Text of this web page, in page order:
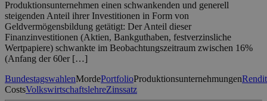
Produktionsunternehmen einen schwankenden und generell
steigenden Anteil ihrer Investitionen in Form von
Geldvermögensbildung getätigt: Der Anteil dieser
Finanzinvestitionen (Aktien, Bankguthaben, festverzinsliche
Wertpapiere) schwankte im Beobachtungszeitraum zwischen 16%
(Anfang der 60er […]
BundestagswahlenMordePortfolioProduktionsunternehmungen
CostsVolkswirtschaftslehreZinssatz